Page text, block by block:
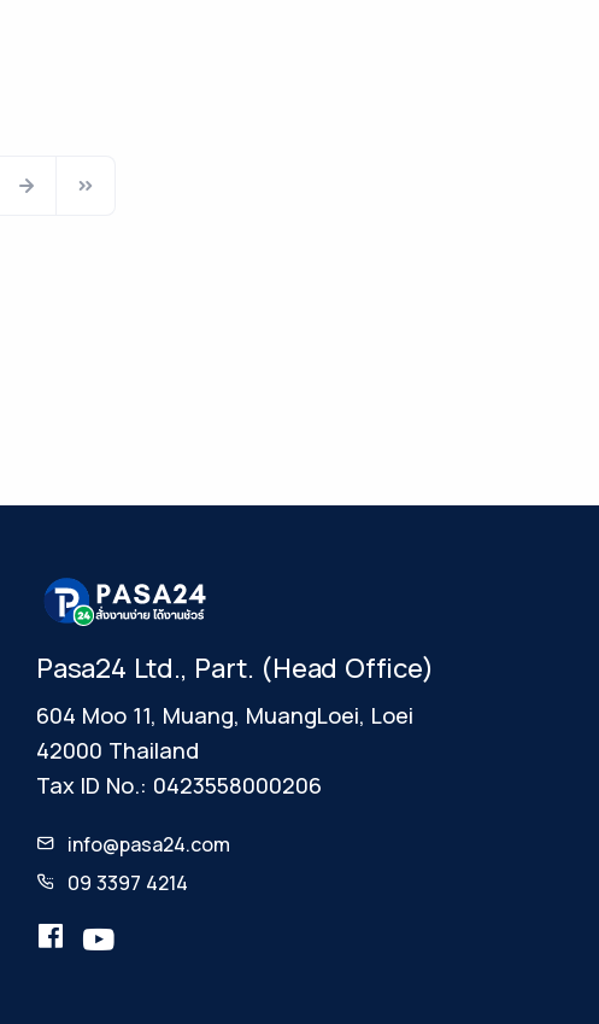
Pasa24 Ltd., Part. (Head Office)
604 Moo 11, Muang, MuangLoei, Loei
42000 Thailand
Tax ID No.: 0423558000206
info@pasa24.com
09 3397 4214